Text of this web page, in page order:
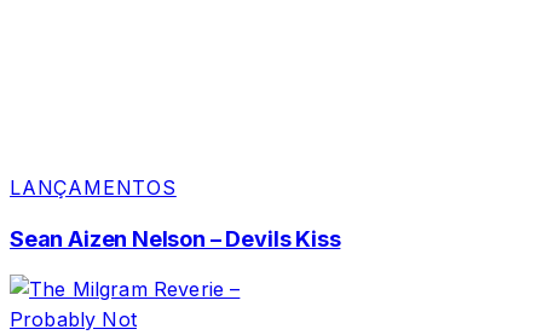
LANÇAMENTOS
Sean Aizen Nelson – Devils Kiss